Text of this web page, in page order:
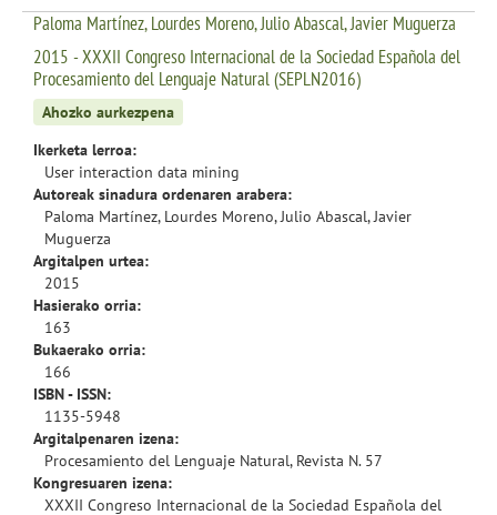
Paloma Martínez, Lourdes Moreno, Julio Abascal, Javier Muguerza
2015 - XXXII Congreso Internacional de la Sociedad Española del
Procesamiento del Lenguaje Natural (SEPLN2016)
Ahozko aurkezpena
Ikerketa lerroa:
User interaction data mining
Autoreak sinadura ordenaren arabera:
Paloma Martínez, Lourdes Moreno, Julio Abascal, Javier
Muguerza
Argitalpen urtea:
2015
Hasierako orria:
163
Bukaerako orria:
166
ISBN - ISSN:
1135-5948
Argitalpenaren izena:
Procesamiento del Lenguaje Natural, Revista N. 57
Kongresuaren izena:
XXXII Congreso Internacional de la Sociedad Española del